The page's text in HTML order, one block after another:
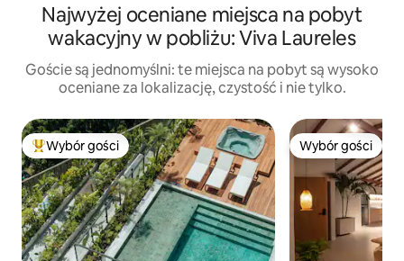
Najwyżej oceniane miejsca na pobyt
wakacyjny w pobliżu: Viva Laureles
Goście są jednomyślni: te miejsca na pobyt są wysoko
oceniane za lokalizację, czystość i nie tylko.
Najpopularniejsze z kategorii Wybór gości
Wybór gości Wybór gości
Wybór gości